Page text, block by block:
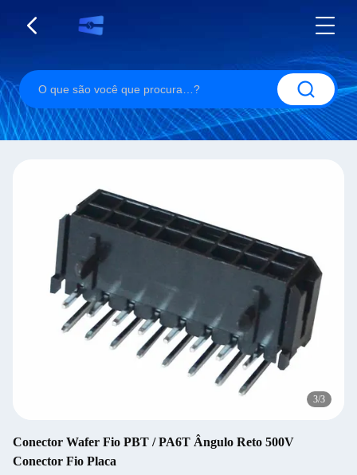
3/3
Conector Wafer Fio PBT / PA6T Ângulo Reto 500V
Conector Fio Placa